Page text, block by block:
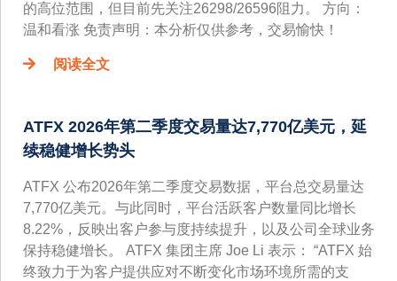
的高位范围，但目前先关注26298/26596阻力。 方向：
温和看涨 免责声明：本分析仅供参考，交易愉快！
阅读全文
ATFX 2026年第二季度交易量达7,770亿美元，延
续稳健增长势头
ATFX 公布2026年第二季度交易数据，平台总交易量达
7,770亿美元。与此同时，平台活跃客户数量同比增长
8.22%，反映出客户参与度持续提升，以及公司全球业务
保持稳健增长。 ATFX 集团主席 Joe Li 表示： “ATFX 始
终致力于为客户提供应对不断变化市场环境所需的支